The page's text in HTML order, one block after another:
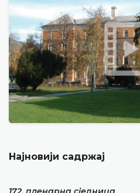
Најновији садржај